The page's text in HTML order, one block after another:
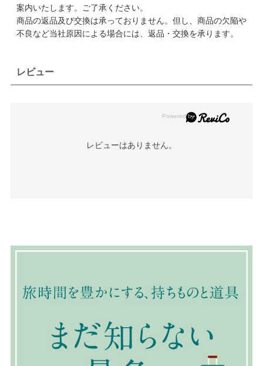
案内いたします。ご了承ください。
商品の返品及び交換は承っておりません。但し、商品の欠陥や
不良など当社原因による場合には、返品・交換を承ります。
レビュー
レビューはありません。